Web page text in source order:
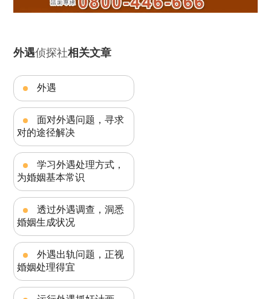
外遇侦探社相关文章
外遇
面对外遇问题，寻求
对的途径解决
学习外遇处理方式，
为婚姻基本常识
透过外遇调查，洞悉
婚姻生成状况
外遇出轨问题，正视
婚姻处理得宜